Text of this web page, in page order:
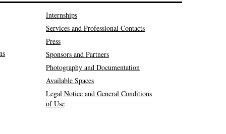
Internships
Services and Professional Contacts
Press
Sponsors and Partners
Photography and Documentation
Available Spaces
Legal Notice and General Conditions
of Use